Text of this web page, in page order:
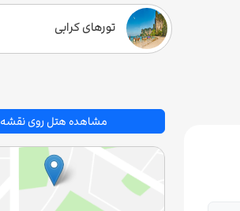
تورهای کرابی
مشاهده هتل روی نقشه